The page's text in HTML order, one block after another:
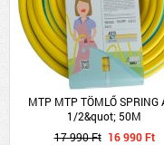
MTP MTP TÖMLŐ SPRING
1/2&quot; 50M
CSAVARODÁSMENTES
17 990 Ft 16 990 Ft